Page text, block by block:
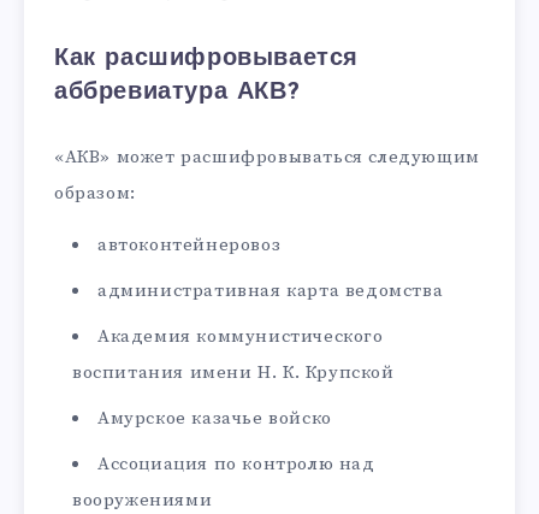
Как расшифровывается
аббревиатура АКВ?
«АКВ» может расшифровываться следующим
образом:
автоконтейнеровоз
административная карта ведомства
Академия коммунистического
воспитания имени Н. К. Крупской
Амурское казачье войско
Ассоциация по контролю над
вооружениями